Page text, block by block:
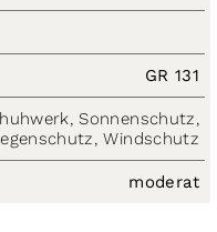
GR 131
Sonnenschutz,
Windschutz
moderat